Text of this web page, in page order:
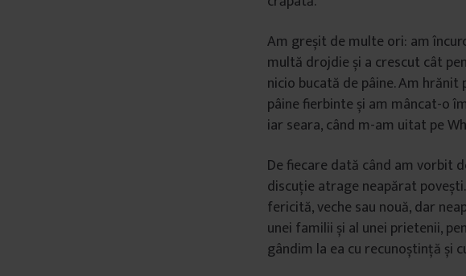
Am greșit de multe ori: am
multă drojdie și a crescut cât
nicio bucată de pâine. Am hrănit
pâine fierbinte și am mâncat-o
iar seara, când m-am uitat pe
De fiecare dată când am vorbit
discuție atrage neapărat
fericită, veche sau nouă, dar
unei familii și al unei prietenii,
gândim la ea cu recunoștință și